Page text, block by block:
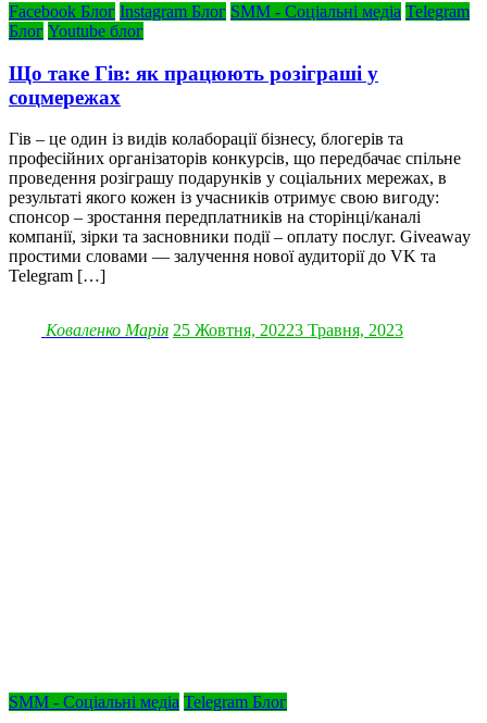
Facebook Блог Instagram Блог SMM - Соціальні медіа Telegram
Блог Youtube блог
Що таке Гів: як працюють розіграші у
соцмережах
Гів – це один із видів колаборації бізнесу, блогерів та
професійних організаторів конкурсів, що передбачає спільне
проведення розіграшу подарунків у соціальних мережах, в
результаті якого кожен із учасників отримує свою вигоду:
спонсор – зростання передплатників на сторінці/каналі
компанії, зірки та засновники події – оплату послуг. Giveaway
простими словами — залучення нової аудиторії до VK та
Telegram […]
Коваленко Марія 25 Жовтня, 20223 Травня, 2023
SMM - Соціальні медіа Telegram Блог